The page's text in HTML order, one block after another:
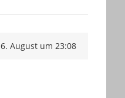
Zeitpunkt des Erstellens
Zeitpunkt des Erstellens
6. August um 23:08Zur